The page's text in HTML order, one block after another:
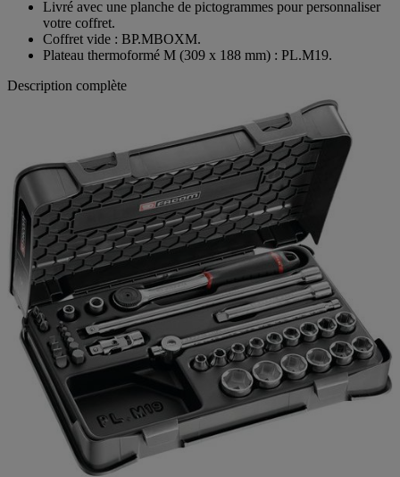
Livré avec une planche de pictogrammes pour personnaliser
votre coffret.
Coffret vide : BP.MBOXM.
Plateau thermoformé M (309 x 188 mm) : PL.M19.
Description complète